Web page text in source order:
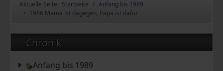
Aktuelle Seite: Startseite
Anfang bis 1989
1986 Mama ist dagegen, Papa ist dafür
Chronik
Anfang bis 1989